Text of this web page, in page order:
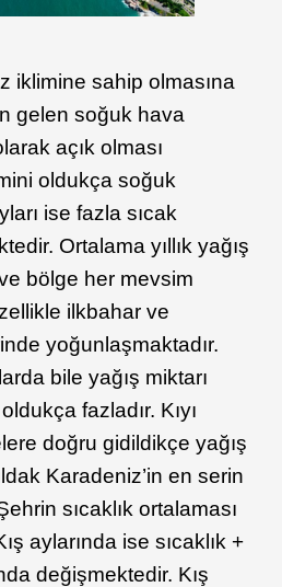
iklimine sahip olmasına
gelen soğuk hava
açık olması
oldukça soğuk
ise fazla sıcak
Ortalama yıllık yağış
bölge her mevsim
ilkbahar ve
yoğunlaşmaktadır.
bile yağış miktarı
fazladır. Kıyı
doğru gidildikçe yağış
Karadeniz’in en serin
sıcaklık ortalaması
aylarında ise sıcaklık +
değişmektedir. Kış